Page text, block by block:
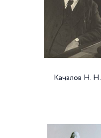
Качалов Н. Н.